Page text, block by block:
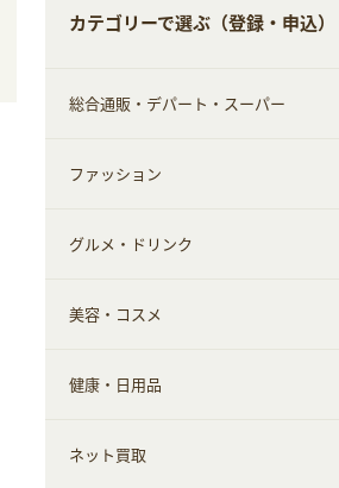
カテゴリーで選ぶ（登録・申込）
総合通販・デパート・スーパー
すべて見る
総合通販
ファッション
すべて見る
ファッション
インナー・下着
スーツ・フォーマル
グルメ・ドリンク
すべて見る
グルメ
お酒
美容・コスメ
すべて見る
ヘアケア
健康・日用品
すべて見る
ネット買取